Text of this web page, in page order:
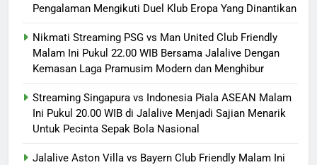
Pengalaman Mengikuti Duel Klub Eropa Yang Dinantikan
Nikmati Streaming PSG vs Man United Club Friendly
Malam Ini Pukul 22.00 WIB Bersama Jalalive Dengan
Kemasan Laga Pramusim Modern dan Menghibur
Streaming Singapura vs Indonesia Piala ASEAN Malam
Ini Pukul 20.00 WIB di Jalalive Menjadi Sajian Menarik
Untuk Pecinta Sepak Bola Nasional
Jalalive Aston Villa vs Bayern Club Friendly Malam Ini